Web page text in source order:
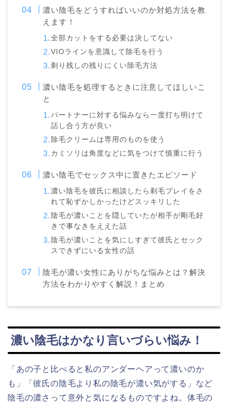
濃い陰毛をどうすればいいのか対処方法を教
えます！
全部カットをする必要は決してない
VIOラインを意識して除毛を行う
剃り残しの残りにくい除毛方法
濃い陰毛を処理するときに注意してほしいこ
と
パートナーに対する悩みなら一度打ち明けて
話し合う方が良い
除毛クリームは専用のものを使う
カミソリは角度などに気をつけて慎重に行う
濃い陰毛でセックス中に置きたエピソード
濃い陰毛を彼氏に相談したら剃毛プレイをさ
れて恥ずかしかったけどスッキリした
陰毛が濃いことを隠していたが相手が剛毛好
きで事なきをええた話
陰毛が濃いことを気にしすぎて彼氏とセック
スできずにいる女性の話
陰毛が濃い女性にありがちな悩みとは？解決
方法をわかりやすく解説！まとめ
濃い陰毛はかなり言いづらい悩み！
「あの子と比べると私のアンダーヘアって濃いのか
も」「彼氏の陰毛より私の陰毛が濃い気がする」など
陰毛の濃さって意外と気になるものですよね。体毛の